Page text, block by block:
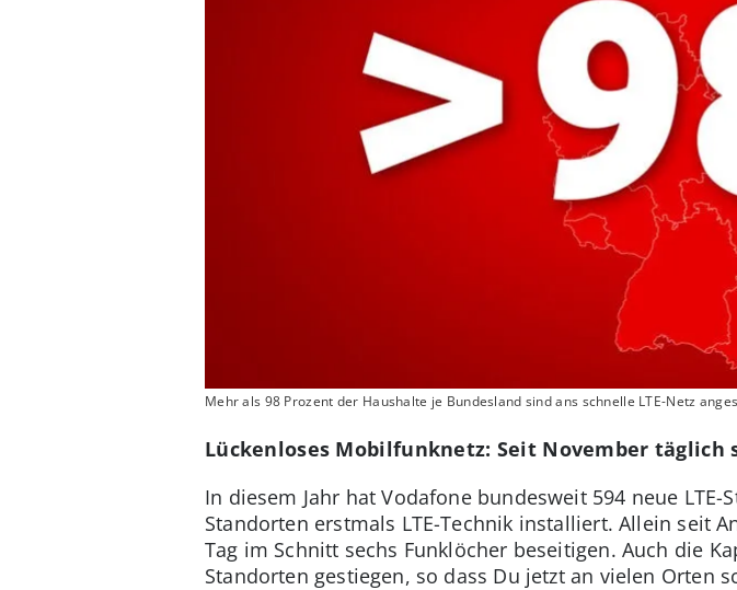
Mehr als 98 Prozent der Haushalte je Bundesland sind ans schnelle LTE-Netz
Lückenloses Mobilfunknetz: Seit November täglich
In diesem Jahr hat Vodafone bundesweit 594 neue
Standorten erstmals LTE-Technik installiert. Allein seit
Tag im Schnitt sechs Funklöcher beseitigen. Auch die
Standorten gestiegen, so dass Du jetzt an vielen Orten